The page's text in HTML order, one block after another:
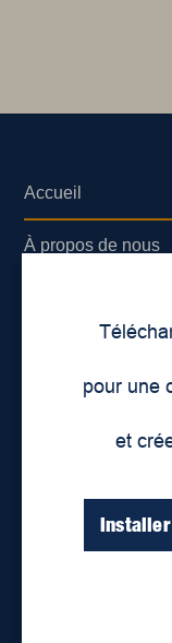
pour une
et
Accueil
À propos de nous
Lieux de distribution